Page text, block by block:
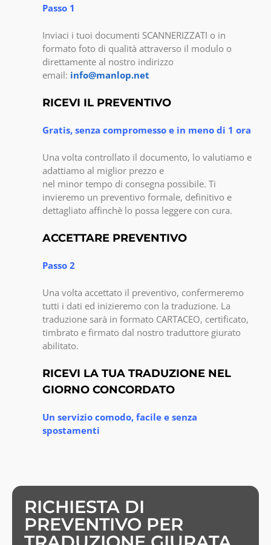
Passo 1
Inviaci i tuoi documenti SCANNERIZZATI o in
formato foto di qualità attraverso il modulo o
direttamente al nostro indirizzo
email: info@manlop.net
RICEVI IL PREVENTIVO
Gratis, senza compromesso e in meno di 1 ora
Una volta controllato il documento, lo valutiamo e
adattiamo al miglior prezzo e
nel minor tempo di consegna possibile. Ti
invieremo un preventivo formale, definitivo e
dettagliato affinchè lo possa leggere con cura.
ACCETTARE PREVENTIVO
Passo 2
Una volta accettato il preventivo, confermeremo
tutti i dati ed inizieremo con la traduzione. La
traduzione sarà in formato CARTACEO, certificato,
timbrato e firmato dal nostro traduttore giurato
abilitato.
RICEVI LA TUA TRADUZIONE NEL
GIORNO CONCORDATO
Un servizio comodo, facile e senza
spostamenti
RICHIESTA DI
PREVENTIVO PER